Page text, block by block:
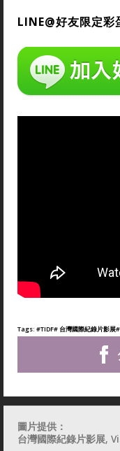
LINE@好友限定
Tags: #TIDF# 台灣國際紀錄片影展
圖片提供：
台灣國際紀錄片影展,